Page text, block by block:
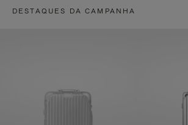
DESTAQUES DA CAMPANHA